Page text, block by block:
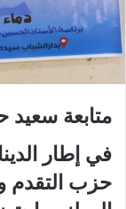
متابعة سعيد
في إطار
حزب التقدم